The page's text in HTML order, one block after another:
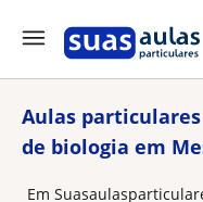
Aulas
de biologia em
Em